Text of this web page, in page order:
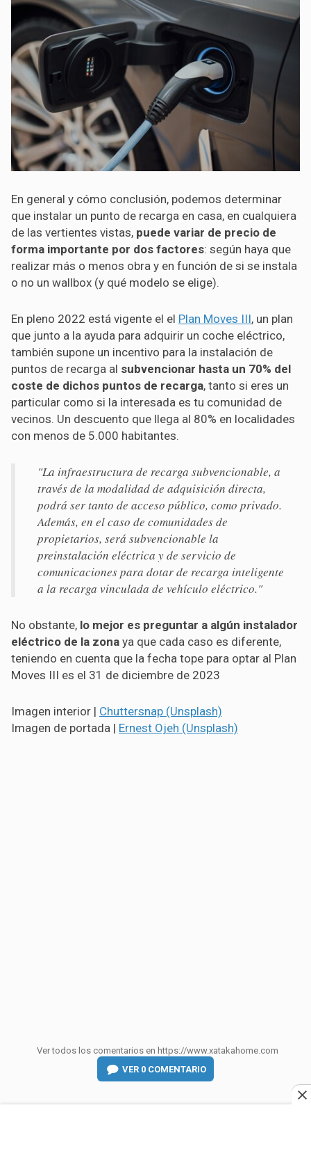
En general y cómo conclusión, podemos determinar
que instalar un punto de recarga en casa, en cualquiera
de las vertientes vistas, puede variar de precio de
forma importante por dos factores: según haya que
realizar más o menos obra y en función de si se instala
o no un wallbox (y qué modelo se elige).
En pleno 2022 está vigente el el Plan Moves III, un plan
que junto a la ayuda para adquirir un coche eléctrico,
también supone un incentivo para la instalación de
puntos de recarga al subvencionar hasta un 70% del
coste de dichos puntos de recarga, tanto si eres un
particular como si la interesada es tu comunidad de
vecinos. Un descuento que llega al 80% en localidades
con menos de 5.000 habitantes.
"La infraestructura de recarga subvencionable, a
través de la modalidad de adquisición directa,
podrá ser tanto de acceso público, como privado.
Además, en el caso de comunidades de
propietarios, será subvencionable la
preinstalación eléctrica y de servicio de
comunicaciones para dotar de recarga inteligente
a la recarga vinculada de vehículo eléctrico."
No obstante, lo mejor es preguntar a algún instalador
eléctrico de la zona ya que cada caso es diferente,
teniendo en cuenta que la fecha tope para optar al Plan
Moves III es el 31 de diciembre de 2023
Imagen interior | Chuttersnap (Unsplash)
Imagen de portada | Ernest Ojeh (Unsplash)
Ver todos los comentarios en https://www.xatakahome.com
VER 0 COMENTARIO